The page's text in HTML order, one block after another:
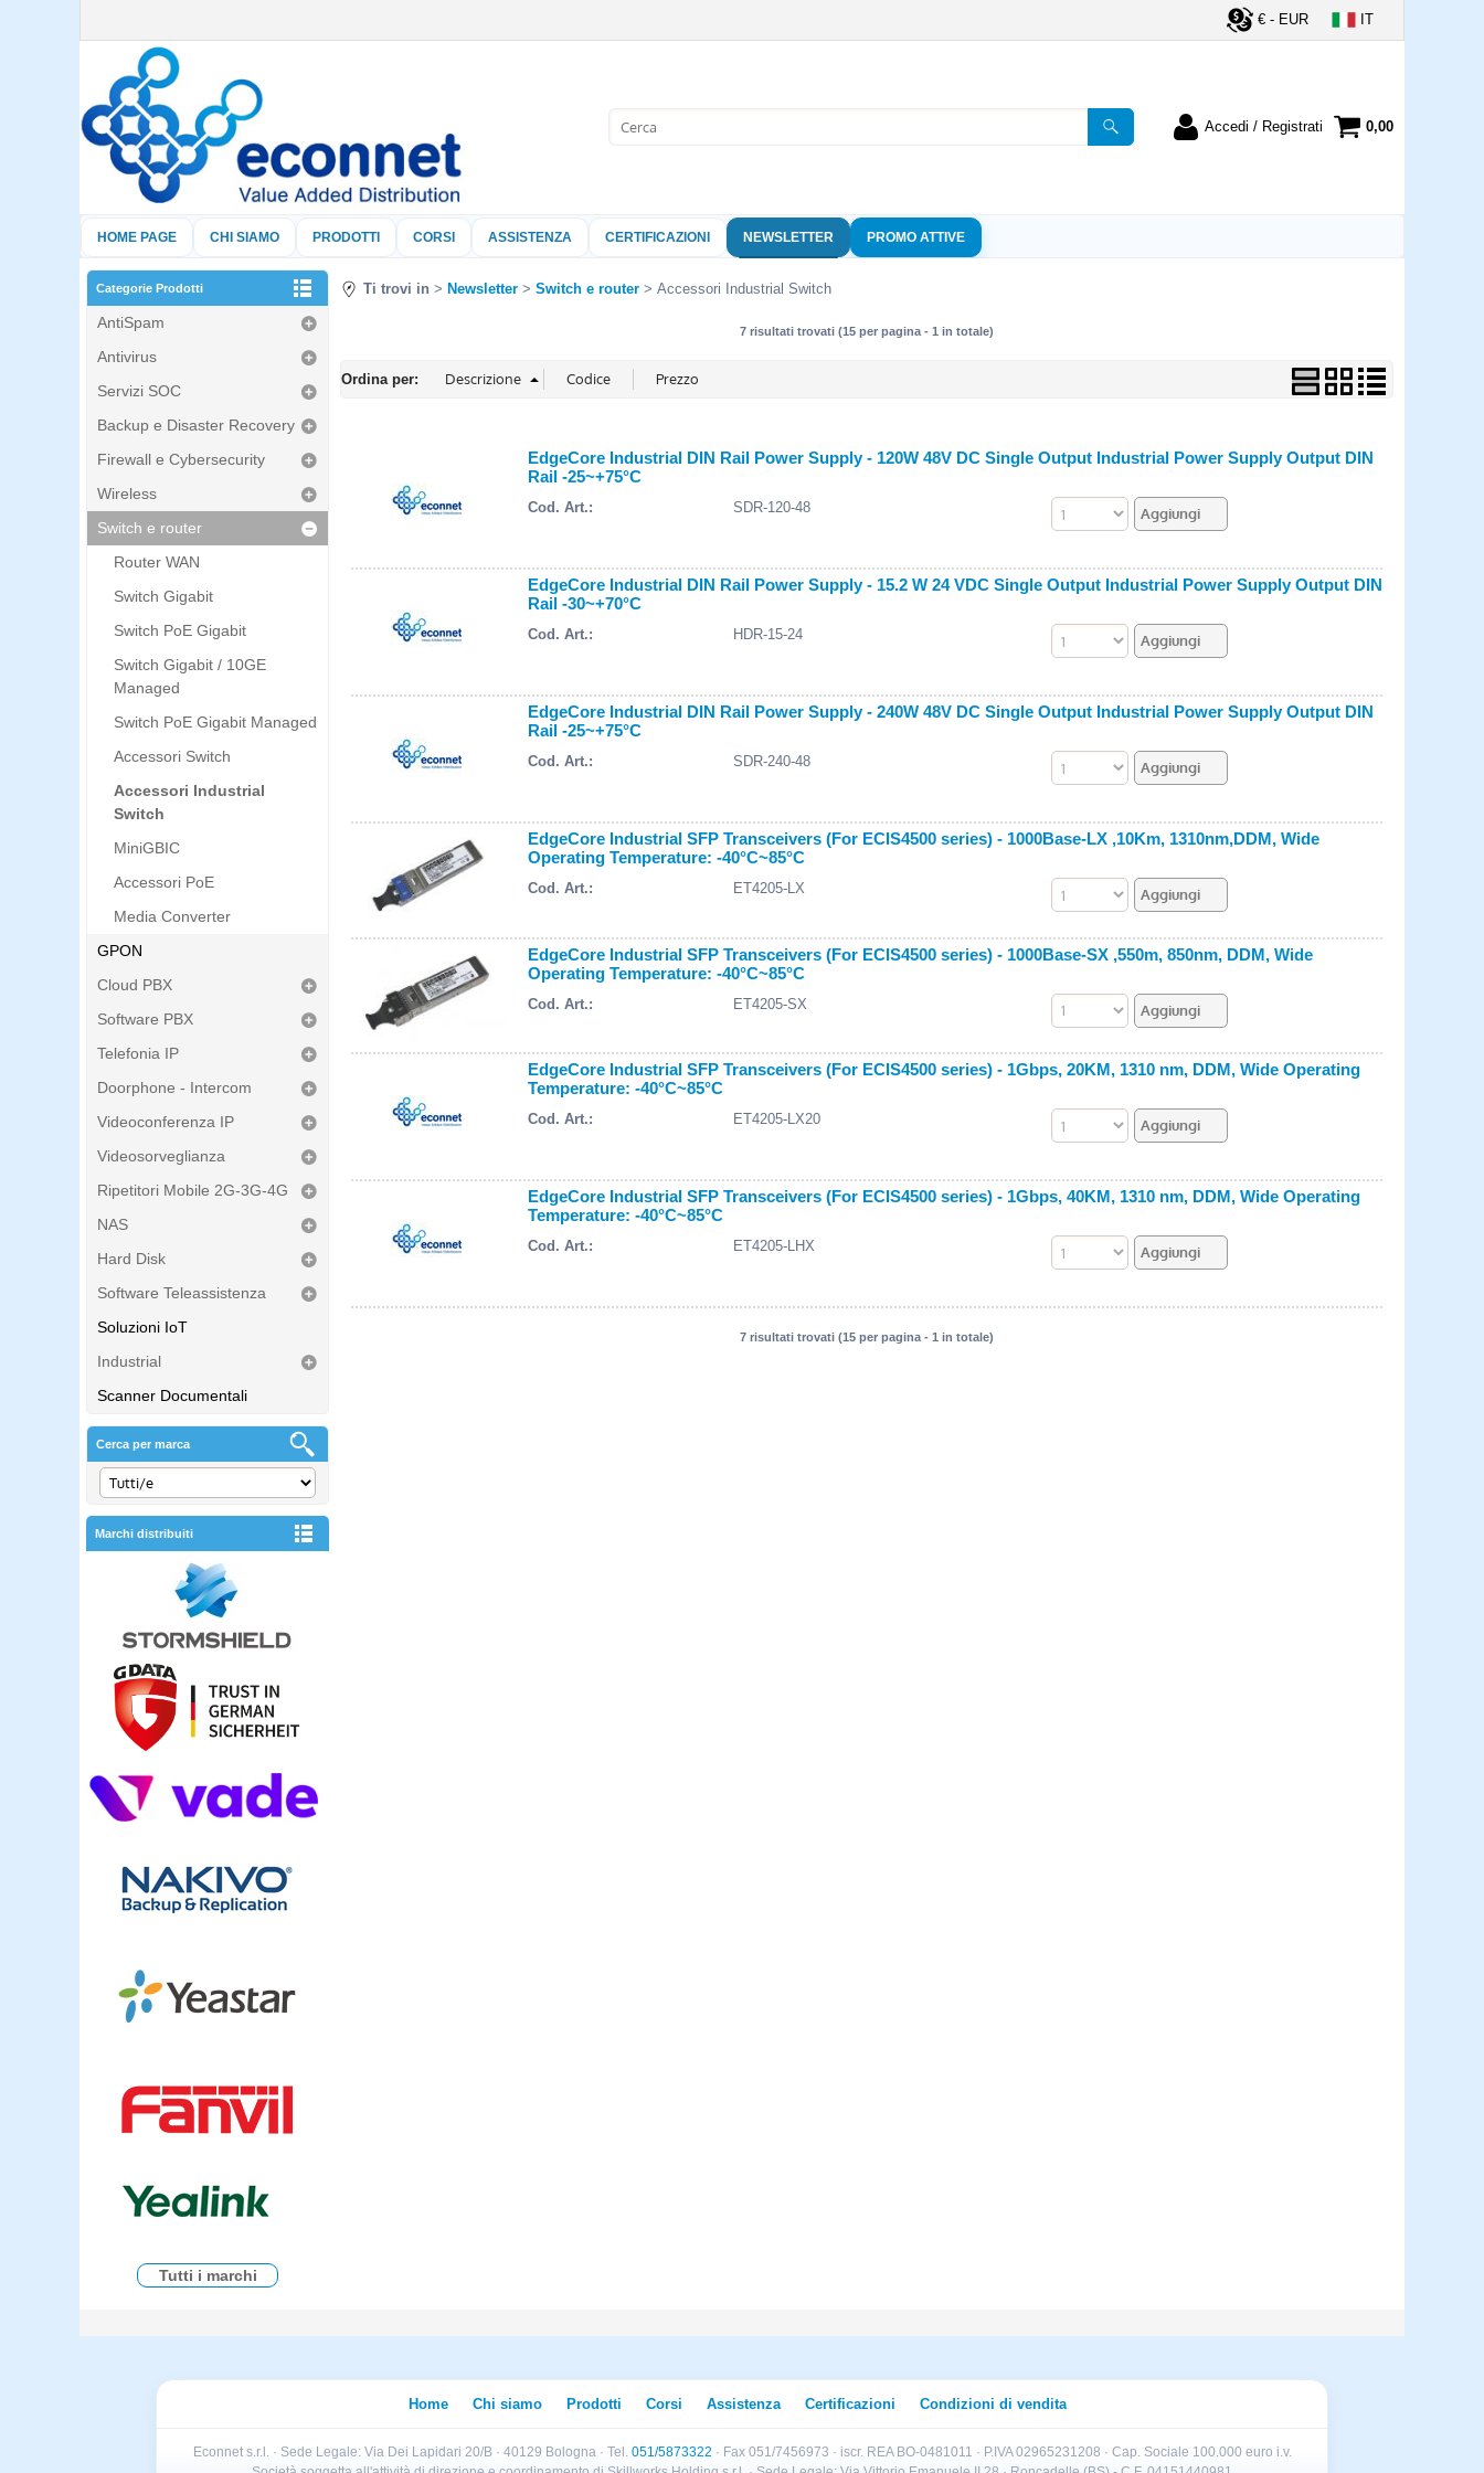
€ - EUR IT
Accedi / Registrati
nome utente e la password e poi
clicca sul pulsante "Accedi"
Password:
0,00
HOME PAGE CHI SIAMO PRODOTTI CORSI ASSISTENZA CERTIFICAZIONI NEWSLETTER PROMO ATTIVE
Categorie Prodotti
AntiSpam
Antivirus
Servizi SOC
Backup e Disaster Recovery
Firewall e Cybersecurity
Wireless
Switch e router
Router WAN
Switch Gigabit
Switch PoE Gigabit
Switch Gigabit / 10GE
Managed
Switch PoE Gigabit Managed
Accessori Switch
Accessori Industrial
Switch
MiniGBIC
Accessori PoE
Media Converter
GPON
Cloud PBX
Software PBX
Telefonia IP
Doorphone - Intercom
Videoconferenza IP
Videosorveglianza
Ripetitori Mobile 2G-3G-4G
NAS
Hard Disk
Software Teleassistenza
Soluzioni IoT
Industrial
Scanner Documentali
Cerca per marca
Marchi distribuiti
Tutti i marchi
Ti trovi in Newsletter Switch e router Accessori Industrial Switch
7 risultati trovati (15 per pagina - 1 in totale)
Ordina per:
EdgeCore Industrial DIN Rail Power Supply - 120W 48V DC Single Output Industrial Power Supply Output DIN
Rail -25~+75°C
Cod. Art.: SDR-120-48
EdgeCore Industrial DIN Rail Power Supply - 15.2 W 24 VDC Single Output Industrial Power Supply Output DIN
Rail -30~+70°C
Cod. Art.: HDR-15-24
EdgeCore Industrial DIN Rail Power Supply - 240W 48V DC Single Output Industrial Power Supply Output DIN
Rail -25~+75°C
Cod. Art.: SDR-240-48
EdgeCore Industrial SFP Transceivers (For ECIS4500 series) - 1000Base-LX ,10Km, 1310nm,DDM, Wide
Operating Temperature: -40°C~85°C
Cod. Art.: ET4205-LX
EdgeCore Industrial SFP Transceivers (For ECIS4500 series) - 1000Base-SX ,550m, 850nm, DDM, Wide
Operating Temperature: -40°C~85°C
Cod. Art.: ET4205-SX
EdgeCore Industrial SFP Transceivers (For ECIS4500 series) - 1Gbps, 20KM, 1310 nm, DDM, Wide Operating
Temperature: -40°C~85°C
Cod. Art.: ET4205-LX20
EdgeCore Industrial SFP Transceivers (For ECIS4500 series) - 1Gbps, 40KM, 1310 nm, DDM, Wide Operating
Temperature: -40°C~85°C
Cod. Art.: ET4205-LHX
7 risultati trovati (15 per pagina - 1 in totale)
Home Chi siamo Prodotti Corsi Assistenza Certificazioni Condizioni di vendita
Econnet s.r.l. · Sede Legale: Via Dei Lapidari 20/B · 40129 Bologna · Tel. 051/5873322 · Fax 051/7456973 · iscr. REA BO-0481011 · P.IVA 02965231208 · Cap. Sociale 100.000 euro i.v.